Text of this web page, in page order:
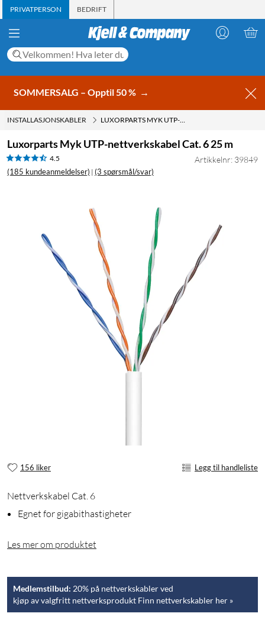
PRIVATPERSON BEDRIFT
SOMMERSALG – Opptil 50 % →
INSTALLASJONSKABLER LUXORPARTS MYK UTP-NETTVERKSKABEL CAT. 6 25 M
Luxorparts Myk UTP-nettverkskabel Cat. 6 25 m
4.5
(185 kundeanmeldelser) | (3 spørsmål/svar)
Artikkelnr: 39849
156 liker Legg til handleliste
Nettverkskabel Cat. 6
Egnet for gigabithastigheter
Les mer om produktet
Medlemstilbud: 20% på nettverkskabler ved
kjøp av valgfritt nettverksprodukt Finn nettverkskabler her »